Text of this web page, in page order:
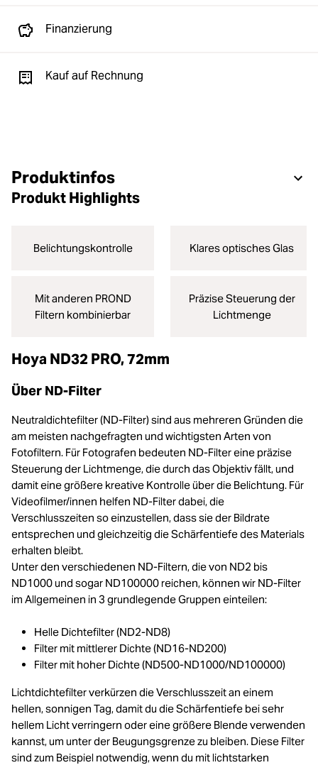
Finanzierung
Kauf auf Rechnung
Produktinfos
Produkt Highlights
Belichtungskontrolle Klares optisches Glas
Mit anderen PROND
Filtern kombinierbar
Präzise Steuerung der
Lichtmenge
Hoya ND32 PRO, 72mm
Über ND-Filter
Neutraldichtefilter (ND-Filter) sind aus mehreren Gründen die
am meisten nachgefragten und wichtigsten Arten von
Fotofiltern. Für Fotografen bedeuten ND-Filter eine präzise
Steuerung der Lichtmenge, die durch das Objektiv fällt, und
damit eine größere kreative Kontrolle über die Belichtung. Für
Videofilmer/innen helfen ND-Filter dabei, die
Verschlusszeiten so einzustellen, dass sie der Bildrate
entsprechen und gleichzeitig die Schärfentiefe des Materials
erhalten bleibt.
Unter den verschiedenen ND-Filtern, die von ND2 bis
ND1000 und sogar ND100000 reichen, können wir ND-Filter
im Allgemeinen in 3 grundlegende Gruppen einteilen:
Helle Dichtefilter (ND2-ND8)
Filter mit mittlerer Dichte (ND16-ND200)
Filter mit hoher Dichte (ND500-ND1000/ND100000)
Lichtdichtefilter verkürzen die Verschlusszeit an einem
hellen, sonnigen Tag, damit du die Schärfentiefe bei sehr
hellem Licht verringern oder eine größere Blende verwenden
kannst, um unter der Beugungsgrenze zu bleiben. Diese Filter
sind zum Beispiel notwendig, wenn du mit lichtstarken